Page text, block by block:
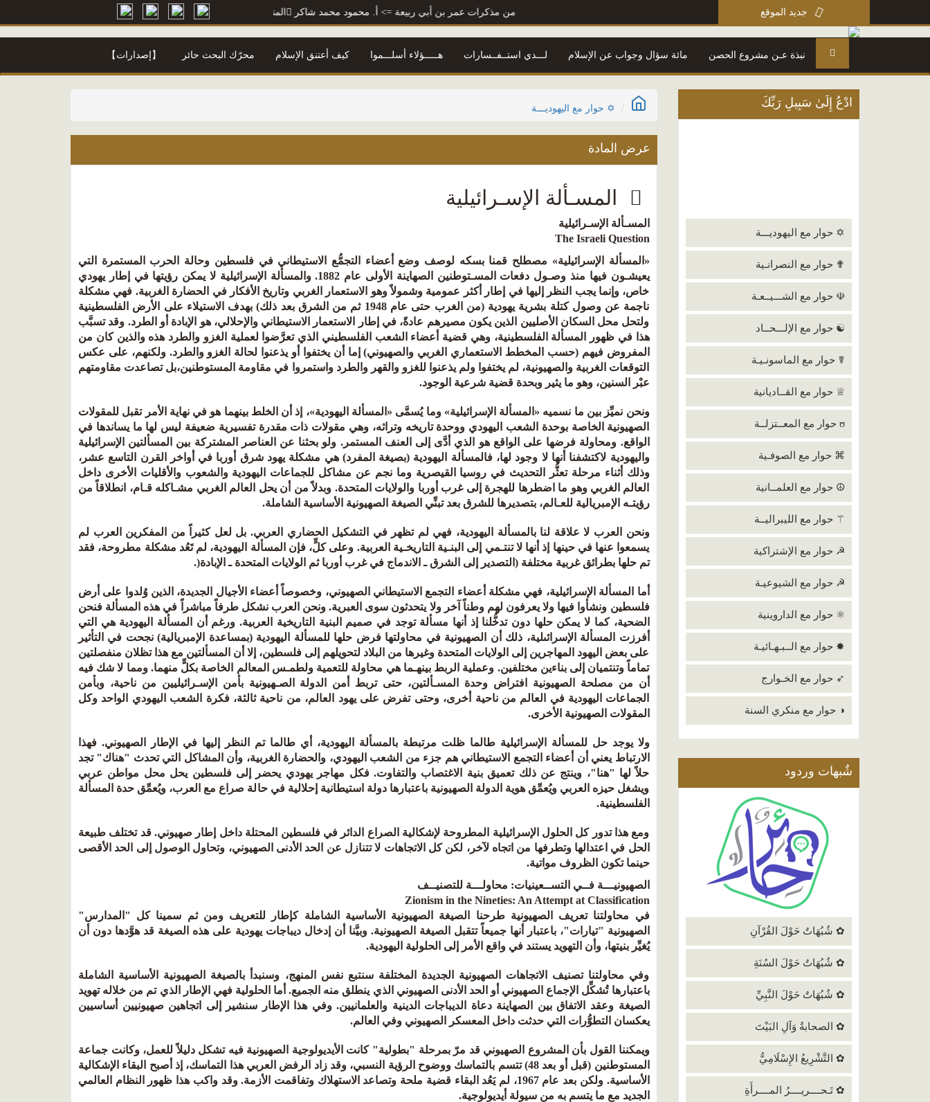
جديد الموقع معجم محمود محمد شاكر المتنبي => أ. محمود محمد شاكر من مذكرات عمر بن أبي ربيعة => أ. محمود محمد شاكر
نبذة عـن مشروع الحصن مائة سؤال وجواب عن الإسلام لـــدي استــفــسارات هـــــؤلاء أسلـــموا كيف أعتنق الإسلام محرّك البحث حائر 【إصدارات】
ادْعُ إِلَىٰ سَبِيلِ رَبِّكَ
✡ حوار مع اليهوديـــة
✟ حوار مع النصرانـية
☫ حوار مع الشـــيــعـة
☯ حوار مع الإلـــحــاد
☤ حوار مع الماسونـيـة
♕ حوار مع القــاديانية
ʊ حوار مع المعــتزلــة
⌘ حوار مع الصوفـية
☮ حوار مع العلمــانية
⚚ حوار مع الليبراليــة
☭ حوار مع الإشتراكية
☭ حوار مع الشيوعيـة
⚛ حوار مع الداروينية
✸ حوار مع الــبـهـائيـة
➶ حوار مع الخـوارج
◑ حوار مع منكري السنة
شٌبهات وردود
✿ شُبُهَاتٌ حَوْلَ القُرْآنِ
✿ شُبُهَاتٌ حَوْلَ السُنَةِ
✿ شُبُهَاتٌ حَوْلَ النَّبِيِّ
✿ الصحابةُ وَآلِ البَيْتَ
✿ التَّشْرِيعُ الإِسْلَامِيُّ
✿ تَـحــــريــــرُ المــــرأَةِ
✡ حوار مع اليهوديـــة
عرض المادة
المسـألة الإسـرائيلية
المسـألة الإسـرائيلية
The Israeli Question
«المسألة الإسرائيلية» مصطلح قمنا بسكه لوصف وضع أعضاء التجمُّع الاستيطاني في فلسطين وحالة الحرب المستمرة التي
يعيشـون فيها منذ وصـول دفعات المسـتوطنين الصهاينة الأولى عام 1882. والمسألة الإسرائيلية لا يمكن رؤيتها في إطار يهودي
خاص، وإنما يجب النظر إليها في إطار أكثر عمومية وشمولاً وهو الاستعمار الغربي وتاريخ الأفكار في الحضارة الغربية. فهي مشكلة
ناجمة عن وصول كتلة بشرية يهودية (من الغرب حتى عام 1948 ثم من الشرق بعد ذلك) بهدف الاستيلاء على الأرض الفلسطينية
ولتحل محل السكان الأصليين الذين يكون مصيرهم عادةً، في إطار الاستعمار الاستيطاني والإحلالي، هو الإبادة أو الطرد. وقد تسبَّب
هذا في ظهور المسألة الفلسطينية، وهي قضية أعضاء الشعب الفلسطيني الذي تعرَّضوا لعملية الغزو والطرد هذه والذين كان من
المفروض فيهم (حسب المخطط الاستعماري الغربي والصهيوني) إما أن يختفوا أو يذعنوا لحالة الغزو والطرد. ولكنهم، على عكس
التوقعات الغربية والصهيونية، لم يختفوا ولم يذعنوا للغزو والقهر والطرد واستمروا في مقاومة المستوطنين،بل تصاعدت مقاومتهم
عبْر السنين، وهو ما يثير وبحدة قضية شرعية الوجود.
ونحن نميِّز بين ما نسميه «المسألة الإسرائيلية» وما يُسمَّى «المسألة اليهودية»، إذ أن الخلط بينهما هو في نهاية الأمر تقبل للمقولات
الصهيونية الخاصة بوحدة الشعب اليهودي ووحدة تاريخه وتراثه، وهي مقولات ذات مقدرة تفسيرية ضعيفة ليس لها ما يساندها في
الواقع. ومحاولة فرضها على الواقع هو الذي أدَّى إلى العنف المستمر. ولو بحثنا عن العناصر المشتركة بين المسألتين الإسرائيلية
واليهودية لاكتشفنا أنها لا وجود لها، فالمسألة اليهودية (بصيغة المفرد) هي مشكلة يهود شرق أوربا في أواخر القرن التاسع عشر،
وذلك أثناء مرحلة تعثُّر التحديث في روسيا القيصرية وما نجم عن مشاكل للجماعات اليهودية والشعوب والأقليات الأخرى داخل
العالم الغربي وهو ما اضطرها للهجرة إلى غرب أوربا والولايات المتحدة. وبدلاً من أن يحل العالم الغربي مشـاكله قـام، انطلاقاً من
رؤيتـه الإمبريالية للعـالم، بتصديرها للشرق بعد تبنِّي الصيغة الصهيونية الأساسية الشاملة.
ونحن العرب لا علاقة لنا بالمسألة اليهودية، فهي لم تظهر في التشكيل الحضاري العربي. بل لعل كثيراً من المفكرين العرب لم
يسمعوا عنها في حينها إذ أنها لا تنتـمي إلى البنـية التاريخـية العربية. وعلى كلٍّ، فإن المسألة اليهودية، لم تَعُد مشكلة مطروحة، فقد
تم حلها بطرائق غربية مختلفة (التصدير إلى الشرق ـ الاندماج في غرب أوربا ثم الولايات المتحدة ـ الإبادة(.
أما المسألة الإسرائيلية، فهي مشكلة أعضاء التجمع الاستيطاني الصهيوني، وخصوصاً أعضاء الأجيال الجديدة، الذين وُلدوا على أرض
فلسطين ونشأوا فيها ولا يعرفون لهم وطناً آخر ولا يتحدثون سوى العبرية. ونحن العرب نشكل طرفاً مباشراً في هذه المسألة فنحن
الضحية، كما لا يمكن حلها دون تدخُّلنا إذ أنها مسألة توجد في صميم البنية التاريخية العربية. ورغم أن المسألة اليهودية هي التي
أفرزت المسألة الإسرائىلية، ذلك أن الصهيونية في محاولتها فرض حلها للمسألة اليهودية (بمساعدة الإمبريالية) نجحت في التأثير
على بعض اليهود المهاجرين إلى الولايات المتحدة وغيرها من البلاد لتحويلهم إلى فلسطين، إلا أن المسألتين مع هذا تظلان منفصلتين
تماماً وتنتميان إلى بناءين مختلفين. وعملية الربط بينهـما هي محاولة للتعمية ولطمـس المعالم الخاصة بكلٍّ منهما. ومما لا شك فيه
أن من مصلحة الصهيونية افتراض وحدة المسـألتين، حتى تربط أمن الدولة الصـهيونية بأمن الإسـرائيليين من ناحية، وبأمن
الجماعات اليهودية في العالم من ناحية أخرى، وحتى تفرض على يهود العالم، من ناحية ثالثة، فكرة الشعب اليهودي الواحد وكل
المقولات الصهيونية الأخرى.
ولا يوجد حل للمسألة الإسرائيلية طالما ظلت مرتبطة بالمسألة اليهودية، أي طالما تم النظر إليها في الإطار الصهيوني. فهذا
الارتباط يعني أن أعضاء التجمع الاستيطاني هم جزء من الشعب اليهودي، والحضارة الغربية، وأن المشاكل التي تحدث "هناك" تجد
حلاً لها "هنا"، وينتج عن ذلك تعميق بنية الاغتصاب والتفاوت. فكل مهاجر يهودي يحضر إلى فلسطين يحل محل مواطن عربي
ويشغل حيزه العربي ويُعمِّق هوية الدولة الصهيونية باعتبارها دولة استيطانية إحلالية في حالة صراع مع العرب، ويُعمِّق حدة المسألة
الفلسطينية.
ومع هذا تدور كل الحلول الإسرائيلية المطروحة لإشكالية الصراع الدائر في فلسطين المحتلة داخل إطار صهيوني. قد تختلف طبيعة
الحل في اعتدالها وتطرفها من اتجاه لآخر، لكن كل الاتجاهات لا تتنازل عن الحد الأدنى الصهيوني، وتحاول الوصول إلى الحد الأقصى
حينما تكون الظروف مواتية.
الصهيونيـــة فــي التســعينيات: محاولـــة للتصنيــف
Zionism in the Nineties: An Attempt at Classification
في محاولتنا تعريف الصهيونية طرحنا الصيغة الصهيونية الأساسية الشاملة كإطار للتعريف ومن ثم سمينا كل "المدارس"
الصهيونية "تيارات"، باعتبار أنها جميعاً تتقبل الصيغة الصهيونية. وبيَّنا أن إدخال ديباجات يهودية على هذه الصيغة قد هوَّدها دون أن
يُغيِّر بنيتها، وأن التهويد يستند في واقع الأمر إلى الحلولية اليهودية.
وفي محاولتنا تصنيف الاتجاهات الصهيونية الجديدة المختلفة سنتبع نفس المنهج، وسنبدأ بالصيغة الصهيونية الأساسية الشاملة
باعتبارها تُشكِّل الإجماع الصهيوني أو الحد الأدنى الصهيوني الذي ينطلق منه الجميع. أما الحلولية فهي الإطار الذي تم من خلاله تهويد
الصيغة وعقد الاتفاق بين الصهاينة دعاة الديباجات الدينية والعلمانيين. وفي هذا الإطار سنشير إلى اتجاهين صهيونيين أساسيين
يعكسان التطوُّرات التي حدثت داخل المعسكر الصهيوني وفي العالم.
ويمكننا القول بأن المشروع الصهيوني قد مرّ بمرحلة "بطولية" كانت الأيديولوجية الصهيونية فيه تشكل دليلاً للعمل، وكانت جماعة
المستوطنين (قبل أو بعد 48) تتسم بالتماسك ووضوح الرؤية النسبي، وقد زاد الرفض العربي هذا التماسك، إذ أصبح البقاء الإشكالية
الأساسية. ولكن بعد عام 1967، لم يَعُد البقاء قضية ملحة وتصاعد الاستهلاك وتفاقمت الأزمة. وقد واكب هذا ظهور النظام العالمي
الجديد مع ما يتسم به من سيولة أيديولوجية.